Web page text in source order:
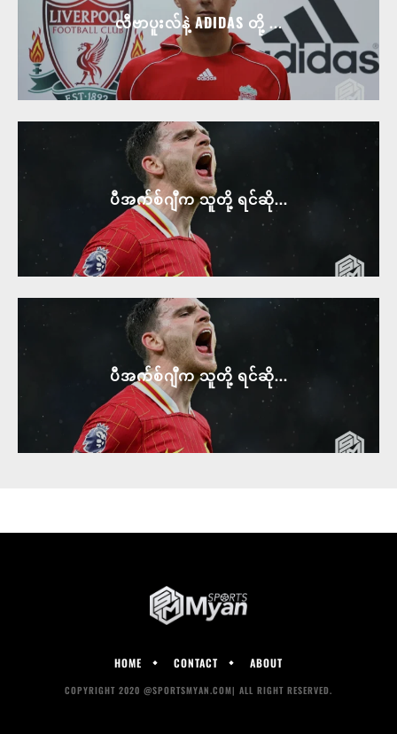
လီဗာပူးလ်နဲ့ ADIDAS တို့ ...
ပီအက်စ်ဂျီက သူတို့ ရင်ဆို...
ပီအက်စ်ဂျီက သူတို့ ရင်ဆို...
HOME CONTACT ABOUT
COPYRIGHT 2020 @SPORTSMYAN.COM| ALL RIGHT RESERVED.